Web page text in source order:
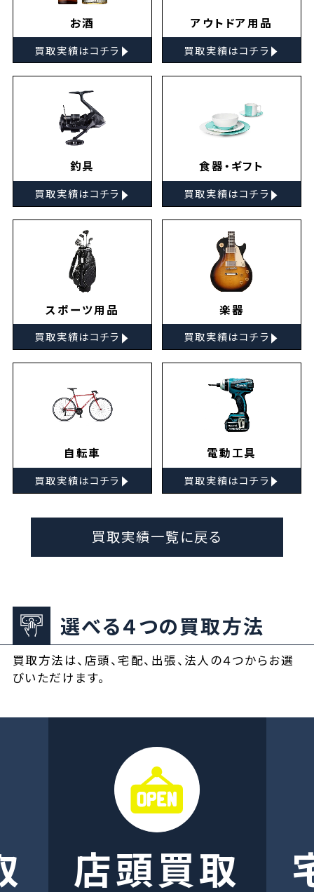
お酒
買取実績はコチラ ▸
アウトドア用品
買取実績はコチラ ▸
釣具
買取実績はコチラ ▸
食器・ギフト
買取実績はコチラ ▸
スポーツ用品
買取実績はコチラ ▸
楽器
買取実績はコチラ ▸
自転車
買取実績はコチラ ▸
電動工具
買取実績はコチラ ▸
買取実績一覧に戻る
選べる４つの買取方法
買取方法は、店頭、宅配、出張、法人の４つからお選
びいただけます。
店頭買取